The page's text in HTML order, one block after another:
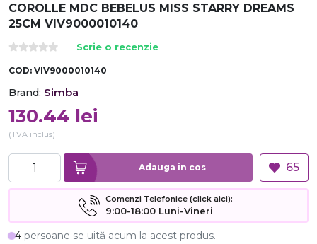
COROLLE MDC BEBELUS MISS STARRY DREAMS
25CM VIV9000010140
Scrie o recenzie
COD: VIV9000010140
Brand: Simba
130.44 lei
(TVA inclus)
Adauga in cos 65
Comenzi Telefonice (click aici):
9:00-18:00 Luni-Vineri
4 persoane se uită acum la acest produs.